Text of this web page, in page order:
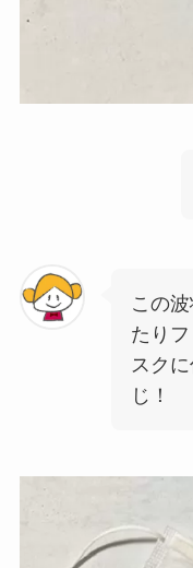
この
たり
スク
じ！